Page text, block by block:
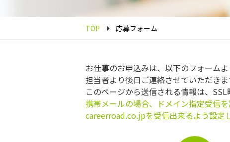
TOP 応募フォーム
お仕事のお申込みは、以下のフォームよ
担当者より後日ご連絡させていただきま
このページから送信される情報は、
携帯メールの場合、ドメイン指定受信
careerroad.co.jpを受信出来るよう設定